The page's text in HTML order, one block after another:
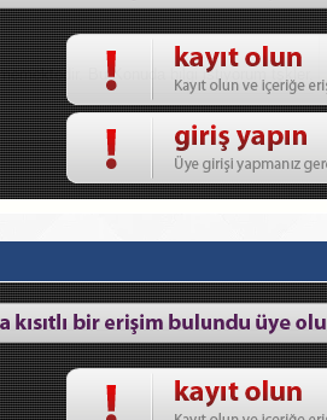
Bu Konuda bilgi istiyorum tşkler.